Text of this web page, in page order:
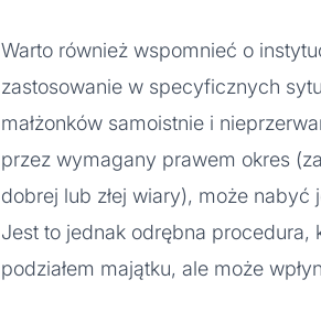
Warto również wspomnieć o
zastosowanie w specyficznych
małżonków samoistnie i
przez wymagany prawem okres
dobrej lub złej wiary), może nabyć
Jest to jednak odrębna procedura,
podziałem majątku, ale może